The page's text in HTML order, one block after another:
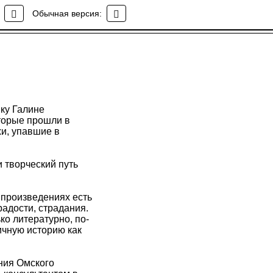
Обычная версия:
Галине
прошли в
упавшие в
путь
есть
страдания.
литературно, по-
историю как
Омского